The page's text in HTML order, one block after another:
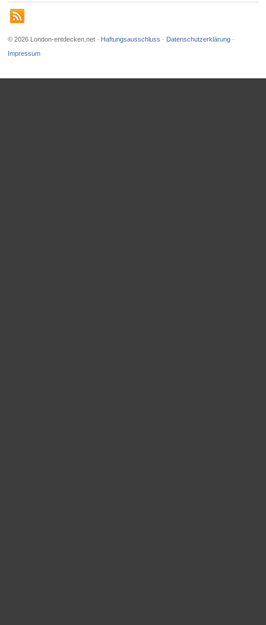
© 2026 London-entdecken.net · Haftungsausschluss · Datenschutzerklärung ·
Impressum